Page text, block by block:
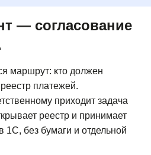
— согласование
маршрут: кто должен
платежей.
приходит задача
реестр и принимает
без бумаги и отдельной